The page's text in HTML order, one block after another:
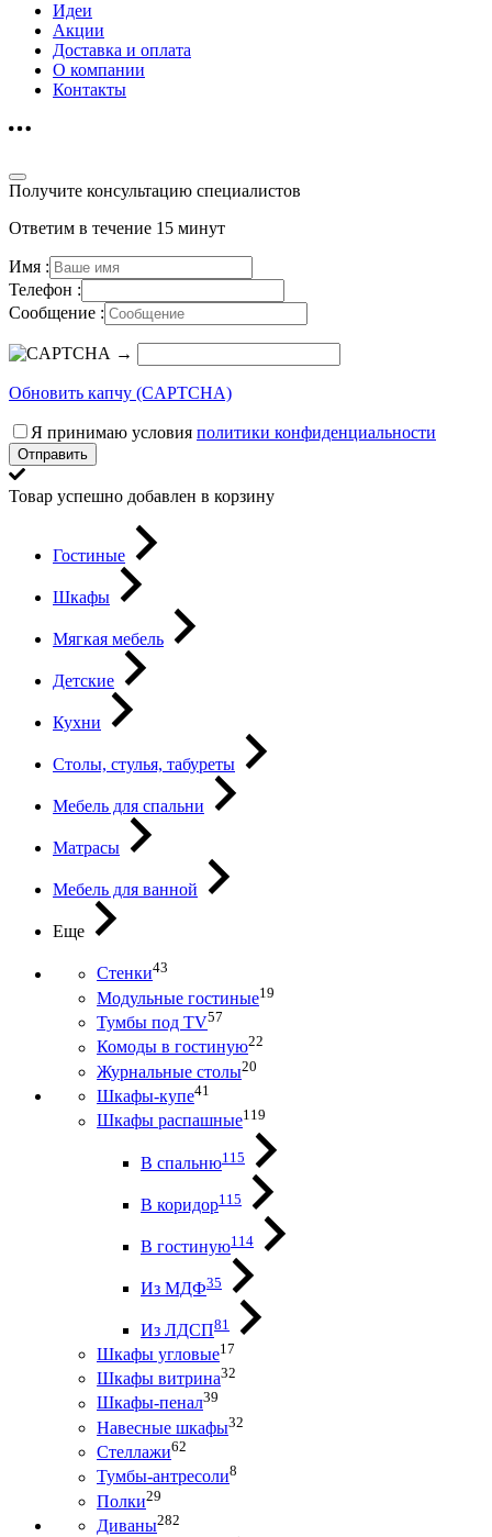
Идеи
Акции
Доставка и оплата
О компании
Контакты
Получите консультацию специалистов
Ответим в течение 15 минут
Имя :
Телефон :
Сообщение :
→
Обновить капчу (CAPTCHA)
Я принимаю условия политики конфиденциальности
Отправить
Товар успешно добавлен в корзину
Гостиные
Шкафы
Мягкая мебель
Детские
Кухни
Столы, стулья, табуреты
Мебель для спальни
Матрасы
Мебель для ванной
Еще
Стенки43
Модульные гостиные19
Тумбы под ТV57
Комоды в гостиную22
Журнальные столы20
Шкафы-купе41
Шкафы распашные119
В спальню115
В коридор115
В гостиную114
Из МДФ35
Из ЛДСП81
Шкафы угловые17
Шкафы витрина32
Шкафы-пенал39
Навесные шкафы32
Стеллажи62
Тумбы-антресоли8
Полки29
Диваны282